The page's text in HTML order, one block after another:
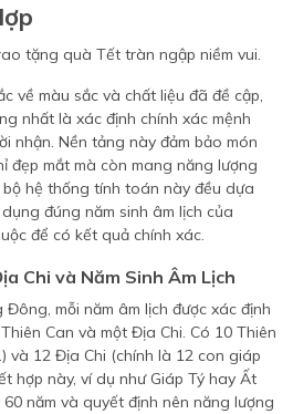
về màu sắc và chất liệu đã đề cập,
nhất là xác định chính xác mệnh
nhận. Nền tảng này đảm bảo món
đẹp mắt mà còn mang năng lượng
hệ thống tính toán này đều dựa
đúng năm sinh âm lịch của
để có kết quả chính xác.
Chi và Năm Sinh Âm Lịch
mỗi năm âm lịch được xác định
Can và một Địa Chi. Có 10 Thiên
và 12 Địa Chi (chính là 12 con giáp
hợp này, ví dụ như Giáp Tý hay Ất
năm và quyết định nên năng lượng